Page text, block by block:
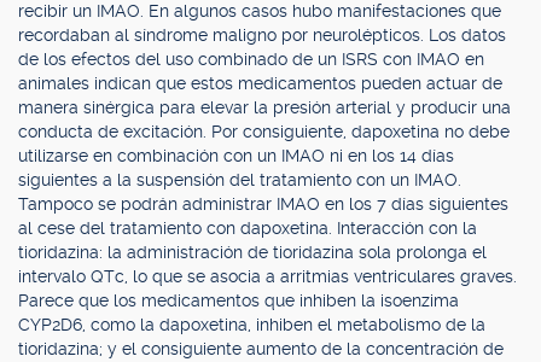
recibir un IMAO. En algunos casos hubo manifestaciones que
recordaban al síndrome maligno por neurolépticos. Los datos
de los efectos del uso combinado de un ISRS con IMAO en
animales indican que estos medicamentos pueden actuar de
manera sinérgica para elevar la presión arterial y producir una
conducta de excitación. Por consiguiente, dapoxetina no debe
utilizarse en combinación con un IMAO ni en los 14 días
siguientes a la suspensión del tratamiento con un IMAO.
Tampoco se podrán administrar IMAO en los 7 días siguientes
al cese del tratamiento con dapoxetina. Interacción con la
tioridazina: la administración de tioridazina sola prolonga el
intervalo QTc, lo que se asocia a arritmias ventriculares graves.
Parece que los medicamentos que inhiben la isoenzima
CYP2D6, como la dapoxetina, inhiben el metabolismo de la
tioridazina; y el consiguiente aumento de la concentración de